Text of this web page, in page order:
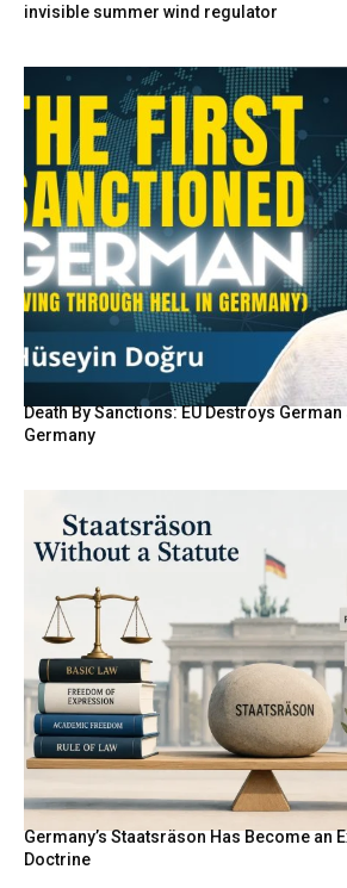
invisible summer wind regulator
Death By Sanctions: EU Destroys
Germany
Germany’s Staatsräson Has Become an
Doctrine